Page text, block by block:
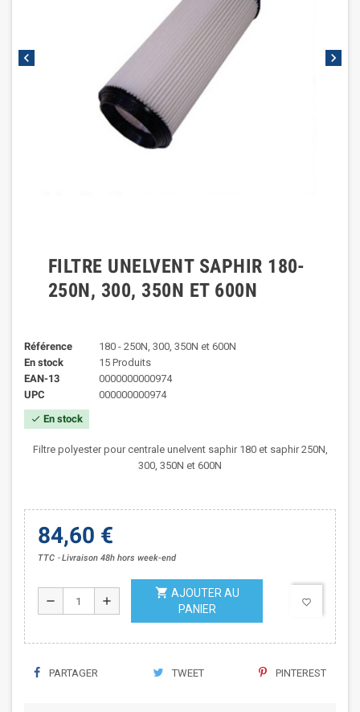
chevron_left chevron_right
FILTRE UNELVENT SAPHIR 180-
250N, 300, 350N ET 600N
Référence
180 - 250N, 300, 350N et 600N
En stock
15 Produits
EAN-13
0000000000974
UPC
000000000974
check En stock
Filtre polyester pour centrale unelvent saphir 180 et saphir 250N,
300, 350N et 600N
84,60 €
TTC Livraison 48h hors week-end
remove add
shopping_cart AJOUTER AU
PANIER
favorite_border
PARTAGER TWEET PINTEREST